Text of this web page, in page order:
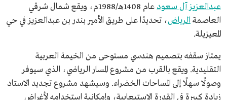
عبدالعزيز آل سعود
عام 1408هـ/1988م، ويقع شمال شرقي
العاصمة الرياض، تحديدًا على طريق الأمير بندر بن عبدالعزيز في حي
المعيزيلة.
يمتاز سقفه بتصميم هندسي مستوحى من الخيمة العربية
التقليدية. ويقع بالقرب من مشروع المسار الرياضي، الذي سيوفر
وصولًا سهلًا إلى المساحات الخضراء. وسيشهد مشروع تجديد الاستاد
زيادة كبيرة في القدرة الاستيعابية، وإمكانية استخدامه لأغراض